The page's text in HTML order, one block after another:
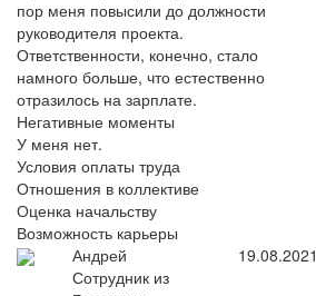
пор меня повысили до должности
руководителя проекта.
Ответственности, конечно, стало
намного больше, что естественно
отразилось на зарплате.
Негативные моменты
У меня нет.
Условия оплаты труда
Отношения в коллективе
Оценка начальству
Возможность карьеры
Андрей
Сотрудник из
19.08.2021